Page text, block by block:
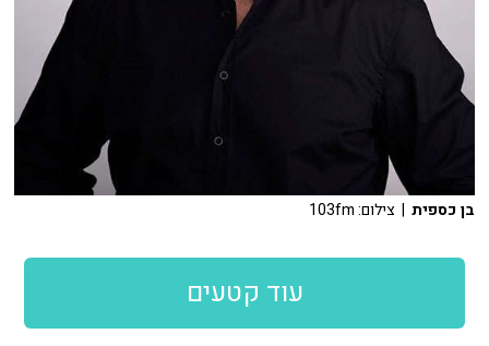
בן כספית | צילום: 103fm
עוד קטעים